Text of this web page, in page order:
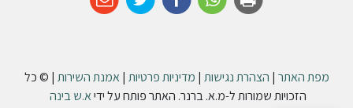
מפת האתר | הצהרת נגישות | מדיניות פרטיות |אמנת השירות | © כל
הזכויות שמורות ל-מ.א. ברנר. האתר פותח על ידיא.ש בינה